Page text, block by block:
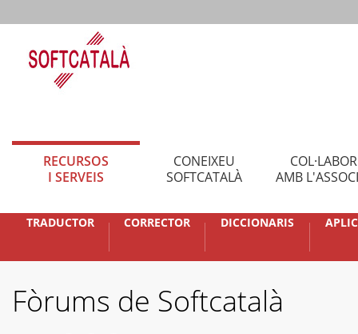
RECURSOS
I SERVEIS
CONEIXEU
SOFTCATALÀ
AMB
TRADUCTOR CORRECTOR DICCIONARIS
Fòrums de Softcatalà